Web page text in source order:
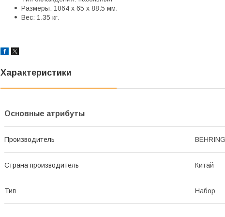
Размеры: 1064 х 65 х 88.5 мм.
Вес: 1.35 кг.
Характеристики
Основные атрибуты
Производитель
Страна производитель Китай
Тип Набор